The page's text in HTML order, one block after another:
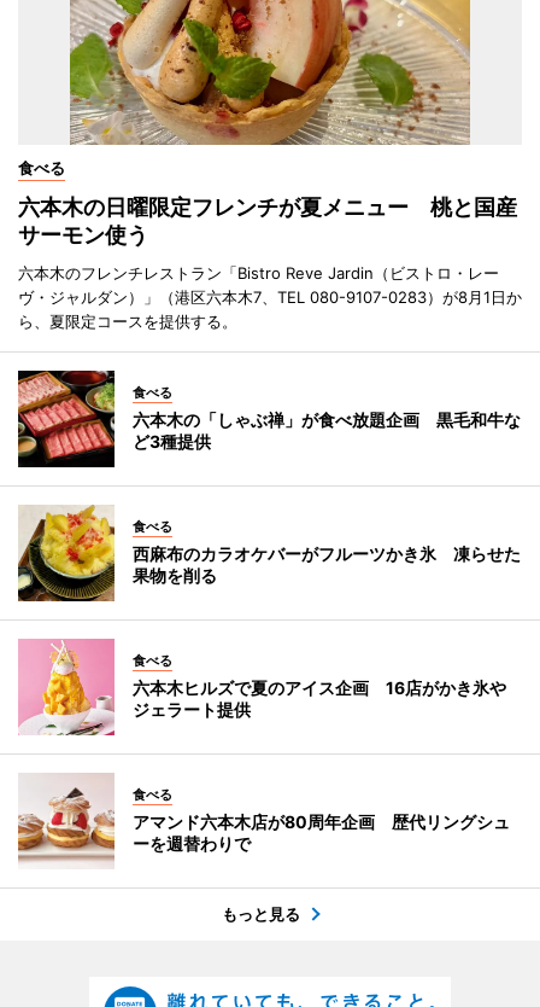
食べる
六本木の日曜限定フレンチが夏メニュー 桃と国産
サーモン使う
六本木のフレンチレストラン「Bistro Reve Jardin（ビストロ・レー
ヴ・ジャルダン）」（港区六本木7、TEL 080-9107-0283）が8月1日か
ら、夏限定コースを提供する。
食べる
六本木の「しゃぶ禅」が食べ放題企画 黒毛和牛な
ど3種提供
食べる
西麻布のカラオケバーがフルーツかき氷 凍らせた
果物を削る
食べる
六本木ヒルズで夏のアイス企画 16店がかき氷や
ジェラート提供
食べる
アマンド六本木店が80周年企画 歴代リングシュ
ーを週替わりで
もっと見る